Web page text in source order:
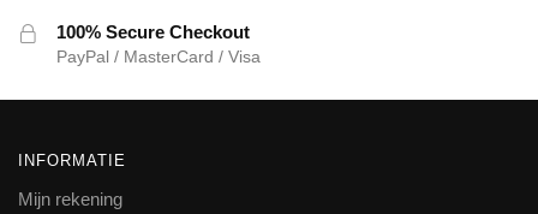
100% Secure Checkout
PayPal / MasterCard / Visa
INFORMATIE
Mijn rekening